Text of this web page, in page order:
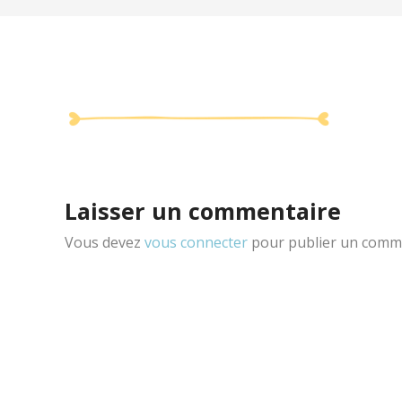
Laisser un commentaire
Vous devez vous connecter pour publier un